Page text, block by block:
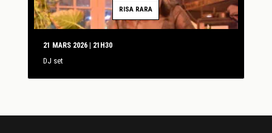
RISA RARA
21 MARS 2026 | 21H30
DJ set